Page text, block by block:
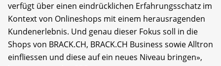
verfügt über einen eindrücklichen Erfahrungsschatz im
Kontext von Onlineshops mit einem herausragenden
Kundenerlebnis. Und genau dieser Fokus soll in die
Shops von BRACK.CH, BRACK.CH Business sowie Alltron
einfliessen und diese auf ein neues Niveau bringen»,